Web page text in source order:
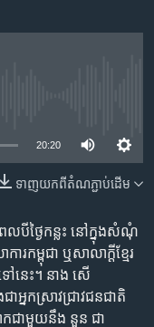
20:20
ទាញ​យក​ពី​តំណភ្ជាប់​ដើម
េល​បី​ថ្ងៃ​កន្លះ ​នៅ​ក្នុង​សំណុំ
រ​កម្ពុជា ឬ​សា​លាក្តី​ខ្មែរ​
ៅ​នេះ។ នាង សើ
អ្នកស្រាវជ្រាវ​ជនជាតិ​
ក​ជាមួយ​នឹង នួន ជា